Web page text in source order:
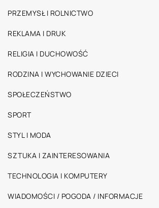
PRZEMYSŁ I ROLNICTWO
REKLAMA I DRUK
RELIGIA I DUCHOWOŚĆ
RODZINA I WYCHOWANIE DZIECI
SPOŁECZEŃSTWO
SPORT
STYL I MODA
SZTUKA I ZAINTERESOWANIA
TECHNOLOGIA I KOMPUTERY
WIADOMOŚCI / POGODA / INFORMACJE